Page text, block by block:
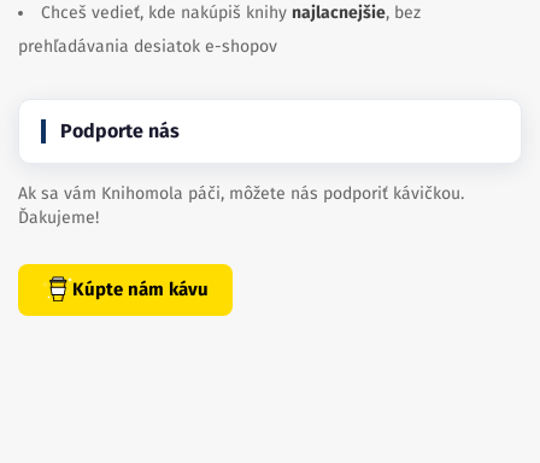
Chceš vedieť, kde nakúpiš knihy najlacnejšie, bez
prehľadávania desiatok e-shopov
Podporte nás
Ak sa vám Knihomola páči, môžete nás podporiť kávičkou.
Ďakujeme!
Kúpte nám kávu